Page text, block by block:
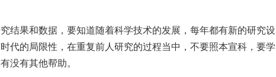
结果和数据，要知道随着科学技术的发展，每年都有新的研究设
代的局限性，在重复前人研究的过程当中，不要照本宣科，要学
没有其他帮助。